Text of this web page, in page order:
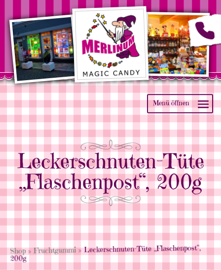
Leckerschnuten-Tüte
„Flaschenpost“, 200g
Shop»Fruchtgummi» Leckerschnuten-Tüte „Flaschenpost“,
200g